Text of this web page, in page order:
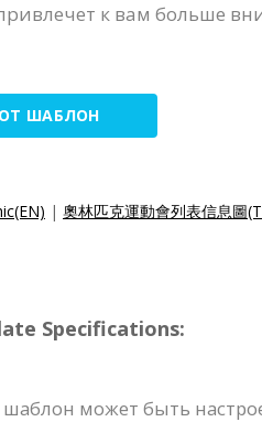
к вам больше
ШАБЛОН
| 奧林匹克運動會列表信息圖
Specifications:
может быть